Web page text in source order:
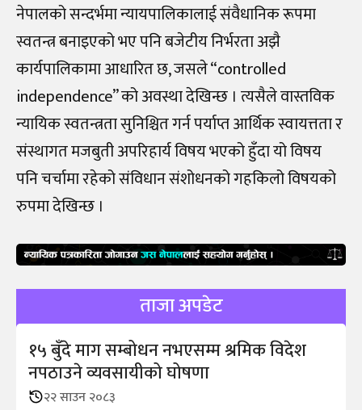
नेपालको सन्दर्भमा न्यायपालिकालाई संवैधानिक रूपमा
स्वतन्त्र बनाइएको भए पनि बजेटीय निर्भरता अझै
कार्यपालिकामा आधारित छ, जसले “controlled
independence” को अवस्था देखिन्छ । त्यसैले वास्तविक
न्यायिक स्वतन्त्रता सुनिश्चित गर्न पर्याप्त आर्थिक स्वायत्तता र
संस्थागत मजबुती अपरिहार्य विषय भएको हुँदा यो विषय
पनि चर्चामा रहेको संविधान संशोधनको गहकिलो विषयको
रुपमा देखिन्छ ।
ताजा अपडेट
१५ बुँदे माग सम्बोधन नभएसम्म श्रमिक विदेश
नपठाउने व्यवसायीको घोषणा
२२ साउन २०८३